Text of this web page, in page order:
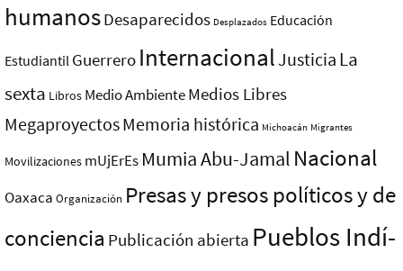
humanosDesaparecidos Desplazados Educación
Estudiantil Guerrero InternacionalJusticia La
sexta Libros Medio AmbienteMedios Libres
MegaproyectosMemoria histórica Michoacán Migrantes
Movilizaciones mUjErEs Mumia Abu-Jamal Nacional
Oaxaca Organización Presas y presos polí­ticos y de
conciencia Publicación abierta Pueblos Indí­